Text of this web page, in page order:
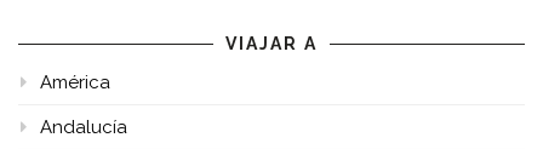
VIAJAR A
América
Andalucía